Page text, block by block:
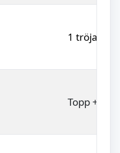
1 tröja +
Topp +